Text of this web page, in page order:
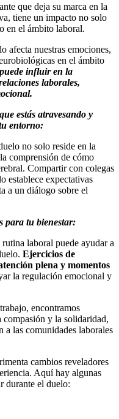
que deja su marca en la
tiene un impacto no solo
en el ámbito laboral.
afecta nuestras emociones,
en el ámbito
influir en la
laborales,
estás atravesando y
entorno:
no solo reside en la
comprensión de cómo
Compartir con colegas
establece expectativas
a un diálogo sobre el
para tu bienestar:
laboral puede ayudar a
Ejercicios de
plena y momentos
la regulación emocional y
encontramos
compasión y la solidaridad,
las comunidades laborales
cambios reveladores
Aquí hay algunas
durante el duelo: